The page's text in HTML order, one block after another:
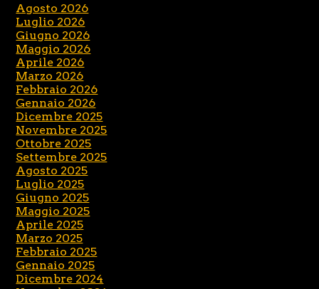
Agosto 2026
Luglio 2026
Giugno 2026
Maggio 2026
Aprile 2026
Marzo 2026
Febbraio 2026
Gennaio 2026
Dicembre 2025
Novembre 2025
Ottobre 2025
Settembre 2025
Agosto 2025
Luglio 2025
Giugno 2025
Maggio 2025
Aprile 2025
Marzo 2025
Febbraio 2025
Gennaio 2025
Dicembre 2024